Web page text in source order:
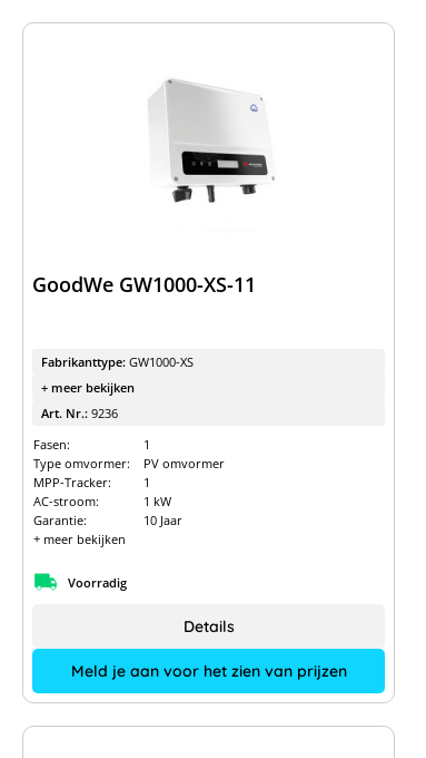
GoodWe GW1000-XS-11
Fabrikanttype: GW1000-XS
+ meer bekijken
Art. Nr.: 9236
Fasen:
1
Type omvormer:
PV omvormer
MPP-Tracker:
1
AC-stroom:
1 kW
Garantie:
10 Jaar
+ meer bekijken
Voorradig
Meld je aan voor het zien van prijzen
Details